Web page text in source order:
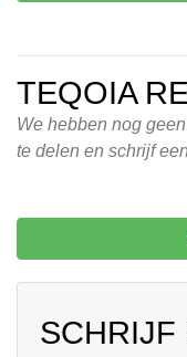
TEQOIA
We hebben nog
te delen en schrijf
SCHRIJF